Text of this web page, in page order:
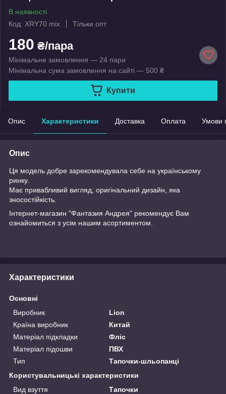
В наявності
Код: XRY70 mix
Тільки опт
180 ₴/пара
Мінімальне замовлення — 24 пари
Мінімальна сума замовлення на сайті — 500 ₴
Купити
Опис Характеристики Доставка Оплата Умови
Опис
Ця модель добре зарекомендувала себе на українському
ринку.
Має привабливий вигляд, оригінальний дизайн, яка
зносостійкість.
Інтернет-магазин "Фантазия Андрея" рекомендує Вам
ознайомиться з усім нашим асортиментом.
Характеристики
Основні
Виробник
Lion
Країна виробник
Китай
Матеріал підкладки
Фліс
Матеріал підошви
ПВХ
Тип
Тапочки-шльопанці
Користувальницькі характеристики
Вид взуття
Тапочки